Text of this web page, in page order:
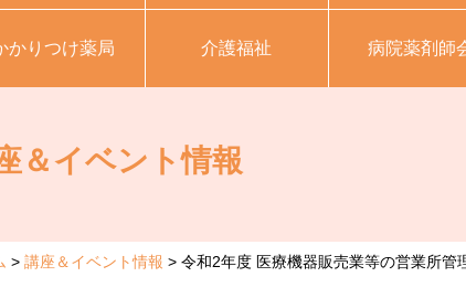
かりつけ薬局 介護福祉 病院薬剤師
＆イベント情報
講座＆イベント情報 令和2年度 医療機器販売業等の営業所